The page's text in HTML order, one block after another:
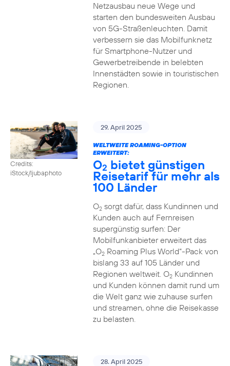
Netzausbau neue Wege und
starten den bundesweiten Ausbau
von 5G-Straßenleuchten. Damit
verbessern sie das Mobilfunknetz
für Smartphone-Nutzer und
Gewerbetreibende in belebten
Innenstädten sowie in touristischen
Regionen.
Credits:
iStock/ljubaphoto
29. April 2025
WELTWEITE ROAMING-OPTION
ERWEITERT:
O2 bietet günstigen
Reisetarif für mehr als
100 Länder
O2sorgt dafür, dass Kundinnen und
Kunden auch auf Fernreisen
supergünstig surfen: Der
Mobilfunkanbieter erweitert das
„O2Roaming Plus World“-Pack von
bislang 33 auf 105 Länder und
Regionen weltweit. O2Kundinnen
und Kunden können damit rund um
die Welt ganz wie zuhause surfen
und streamen, ohne die Reisekasse
zu belasten.
28. April 2025